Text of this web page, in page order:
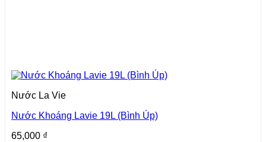
Nước La Vie
Nước Khoáng Lavie 19L (Bình Úp)
65,000 ₫